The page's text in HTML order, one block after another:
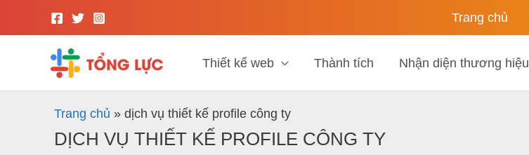
Trang chủ
Thiết kế web Thành tích Nhận diện thương hiệu
Trang chủ » dịch vụ thiết kế profile công ty
DỊCH VỤ THIẾT KẾ PROFILE CÔNG TY